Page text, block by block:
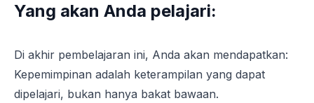
Yang akan Anda pelajari:
Di akhir pembelajaran ini, Anda akan mendapatkan:
Kepemimpinan adalah keterampilan yang dapat
dipelajari, bukan hanya bakat bawaan.